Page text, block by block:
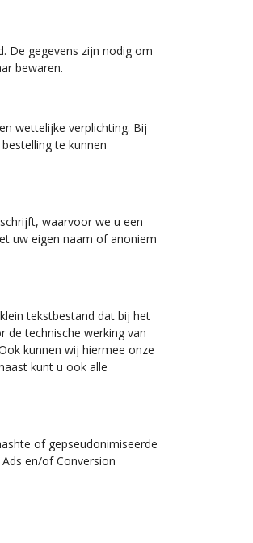
De gegevens zijn nodig om
bewaren.
wettelijke verplichting. Bij
te kunnen
waarvoor we u een
uw eigen naam of anoniem
tekstbestand dat bij het
technische werking van
kunnen wij hiermee onze
kunt u ook alle
of gepseudonimiseerde
en/of Conversion